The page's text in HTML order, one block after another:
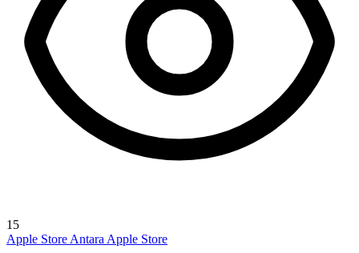
15
Apple Store Antara Apple Store